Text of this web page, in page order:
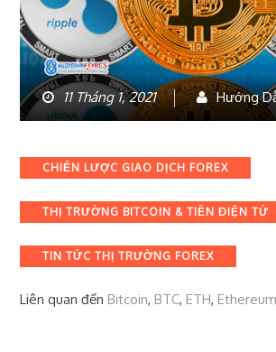
11 Tháng 1, 2021 Hướng
Categories
CHIẾN LƯỢC GIAO DỊCH FOREX
THỊ TRƯỜNG BITCOIN & TIỀN ĐIỆN TỬ
TIN TỨC THỊ TRƯỜNG FOREX
Liên quan đếnBitcoin,BTC,ETH,